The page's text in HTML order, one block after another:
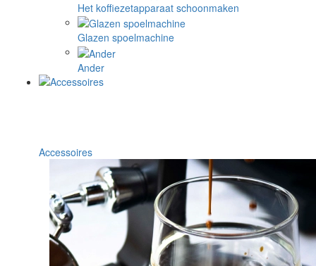
Het koffiezetapparaat schoonmaken
Glazen spoelmachine
Ander
Accessoires